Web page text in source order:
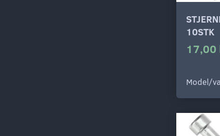
10STK
17,00
Model/